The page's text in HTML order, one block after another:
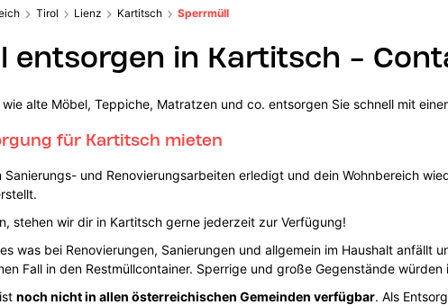
Tirol Lienz Kartitsch Sperrmüll
entsorgen in Kartitsch -
alte Möbel, Teppiche, Matratzen und co. entsorgen Sie schnell mit
für Kartitsch mieten
Sanierungs- und Renovierungsarbeiten erledigt und dein Wohnbereich
stehen wir dir in Kartitsch gerne jederzeit zur Verfügung!
was bei Renovierungen, Sanierungen und allgemein im Haushalt anfällt
Fall in den Restmüllcontainer. Sperrige und große Gegenstände
noch nicht in allen österreichischen Gemeinden verfügbar. Als